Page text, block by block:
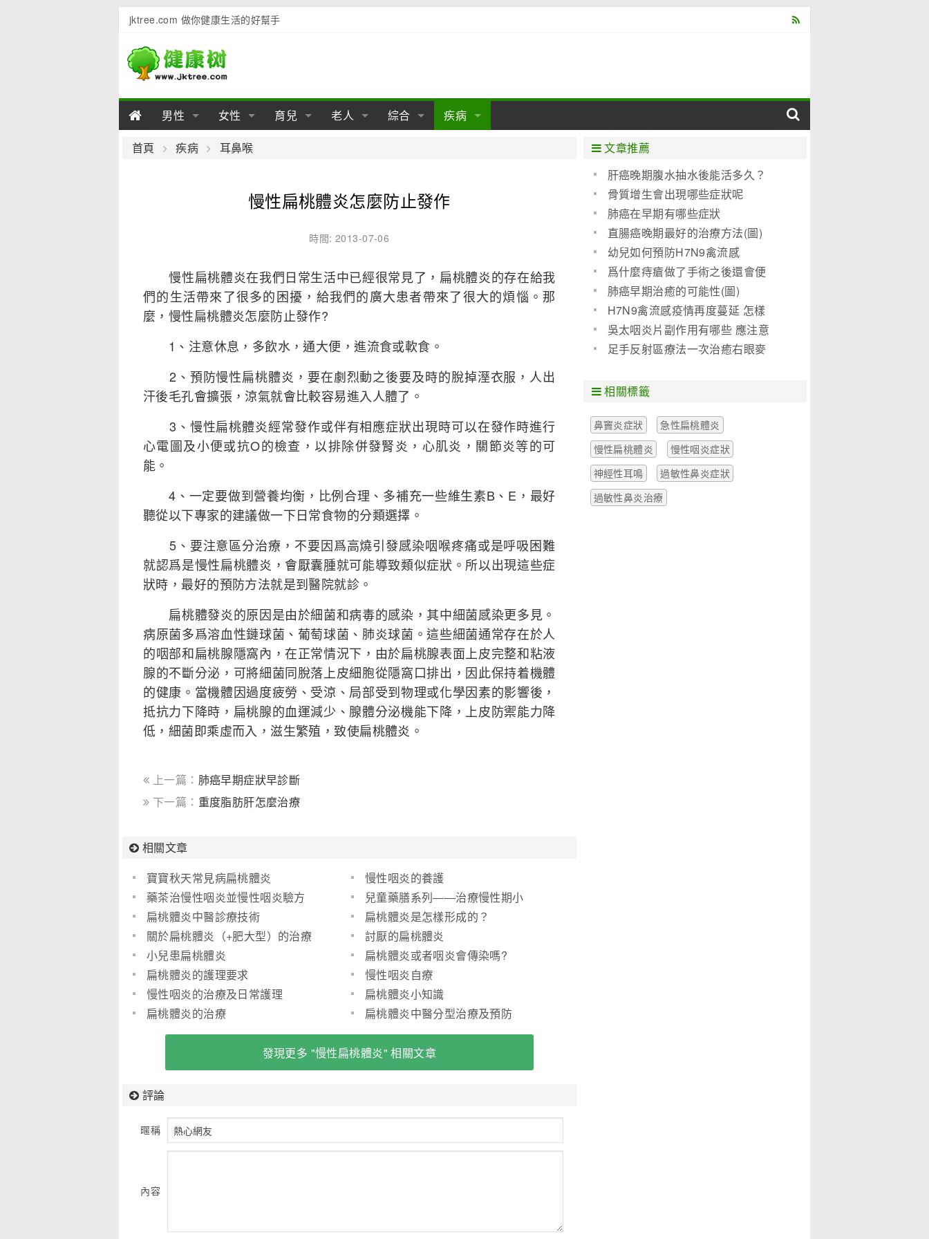
jktree.com 做你健康生活的好幫手
男性
男性陽痿
男性早泄
男性用品 男性疾病
女性
女性乳房
女性飲食
女性生理 女性疾病
育兒
幼兒期
學前期 母嬰用品
老人
老人用品
老人護理
綜合
亞健康
疾病
肝病
泌尿科
肛腸科
心血管
口腔科
內科
首頁 疾病 耳鼻喉
慢性扁桃體炎怎麼防止發作
時間: 2013-07-06
慢性扁桃體炎在我們日常生活中已經很常見了，扁桃體炎的存在給我
們的生活帶來了很多的困擾，給我們的廣大患者帶來了很大的煩惱。那
麼，慢性扁桃體炎怎麼防止發作?
1、注意休息，多飲水，通大便，進流食或軟食。
2、預防慢性扁桃體炎，要在劇烈動之後要及時的脫掉溼衣服，人出
汗後毛孔會擴張，涼氣就會比較容易進入人體了。
3、慢性扁桃體炎經常發作或伴有相應症狀出現時可以在發作時進行
心電圖及小便或抗O的檢查，以排除併發腎炎，心肌炎，關節炎等的可
能。
4、一定要做到營養均衡，比例合理、多補充一些維生素B、E，最好
聽從以下專家的建議做一下日常食物的分類選擇。
5、要注意區分治療，不要因爲高燒引發感染咽喉疼痛或是呼吸困難
就認爲是慢性扁桃體炎，會厭囊腫就可能導致類似症狀。所以出現這些症
狀時，最好的預防方法就是到醫院就診。
扁桃體發炎的原因是由於細菌和病毒的感染，其中細菌感染更多見。
病原菌多爲溶血性鏈球菌、葡萄球菌、肺炎球菌。這些細菌通常存在於人
的咽部和扁桃腺隱窩內，在正常情況下，由於扁桃腺表面上皮完整和粘液
腺的不斷分泌，可將細菌同脫落上皮細胞從隱窩口排出，因此保持着機體
的健康。當機體因過度疲勞、受涼、局部受到物理或化學因素的影響後，
抵抗力下降時，扁桃腺的血運減少、腺體分泌機能下降，上皮防禦能力降
低，細菌即乘虛而入，滋生繁殖，致使扁桃體炎。
上一篇： 肺癌早期症狀早診斷
下一篇： 重度脂肪肝怎麼治療
相關文章
寶寶秋天常見病扁桃體炎
慢性咽炎的養護
藥茶治慢性咽炎並慢性咽炎驗方
兒童藥膳系列――治療慢性期小
兒扁桃體炎藥膳
扁桃體炎中醫診療技術
扁桃體炎是怎樣形成的？
關於扁桃體炎（+肥大型）的治療
討厭的扁桃體炎
小兒患扁桃體炎
扁桃體炎或者咽炎會傳染嗎?
扁桃體炎的護理要求
慢性咽炎自療
慢性咽炎的治療及日常護理
扁桃體炎小知識
扁桃體炎的治療
扁桃體炎中醫分型治療及預防
發現更多 "慢性扁桃體炎" 相關文章
評論
暱稱
內容
文章推薦
肝癌晚期腹水抽水後能活多久？
骨質增生會出現哪些症狀呢
肺癌在早期有哪些症狀
直腸癌晚期最好的治療方法(圖)
幼兒如何預防H7N9禽流感
爲什麼痔瘡做了手術之後還會便
血呢？
肺癌早期治癒的可能性(圖)
H7N9禽流感疫情再度蔓延 怎樣
預防是關鍵!(圖)
吳太咽炎片副作用有哪些 應注意
些什麼
足手反射區療法一次治癒右眼麥
相關標籤
鼻竇炎症狀
急性扁桃體炎
慢性扁桃體炎
慢性咽炎症狀
神經性耳鳴
過敏性鼻炎症狀
過敏性鼻炎治療